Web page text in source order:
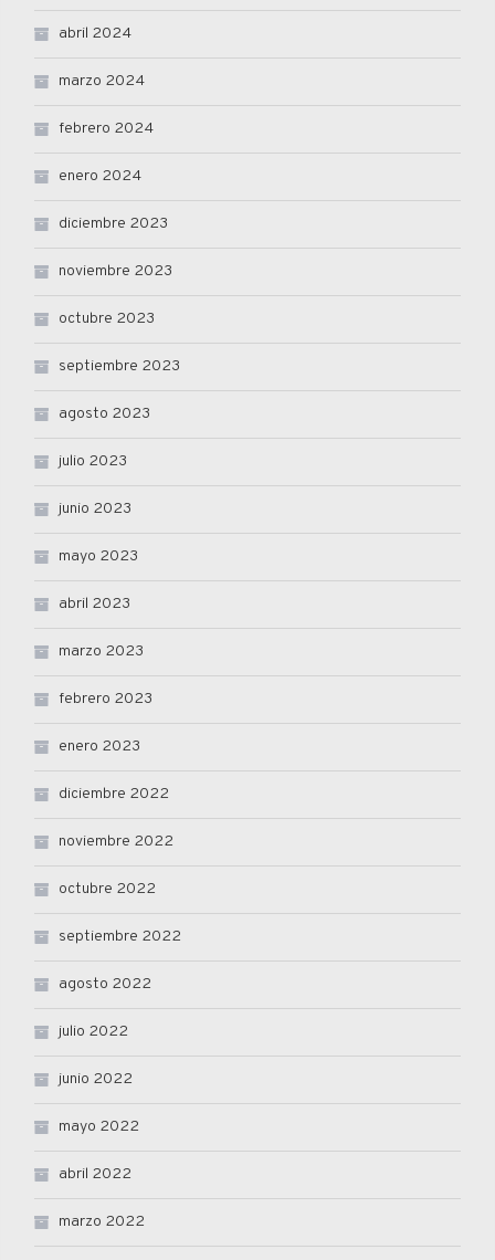
abril 2024
marzo 2024
febrero 2024
enero 2024
diciembre 2023
noviembre 2023
octubre 2023
septiembre 2023
agosto 2023
julio 2023
junio 2023
mayo 2023
abril 2023
marzo 2023
febrero 2023
enero 2023
diciembre 2022
noviembre 2022
octubre 2022
septiembre 2022
agosto 2022
julio 2022
junio 2022
mayo 2022
abril 2022
marzo 2022